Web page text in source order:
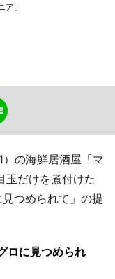
」
の海鮮居酒屋「マ
玉だけを煮付けた
つめられて」の提
ロに見つめられ